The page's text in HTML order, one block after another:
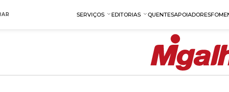
SERVIÇOS EDITORIAS QUENTESAPOIADORES